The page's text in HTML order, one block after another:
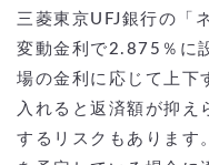
三菱東京UFJ銀行の「
変動金利で2.875％に
場の金利に応じて上下
入れると返済額が抑え
するリスクもあります